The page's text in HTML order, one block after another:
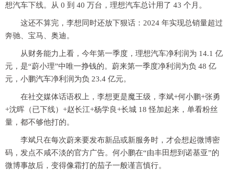
想汽车下线。从 0 到 40 万台，理想汽车总计用了 43 个月。
这还不算完，李想同时还放下狠话：2024 年实现总销量超过
奔驰、宝马、奥迪。
从财务能力上看，今年第一季度，理想汽车净利润为 14.1 亿
元，是“蔚小理”中唯一挣钱的。蔚来第一季度净利润为负 48 亿
元，小鹏汽车净利润为负 23.4 亿元。
在社交媒体话语权上，李想更是魔王级，李斌+何小鹏+张勇
+沈晖（已下线）+赵长江+杨学良+长城 18 怪加起来，单看粉丝
量，都不够他打的。
李斌只在每次蔚来要发布新品或新服务时，才会想起微博密
码，发点不咸不淡的官方广告。何小鹏在“由丰田想到诺基亚”的
微博事故后，变得像霜打的茄子一般谨言慎行。